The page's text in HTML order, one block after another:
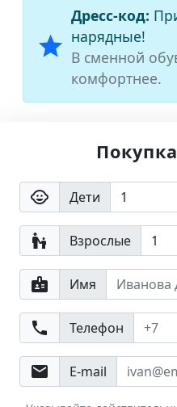
star
Дресс-код:
нарядные!
В сменной
комфортнее.
child_care Дети
escalator_warning Взрослые
badge Имя
phone Телефон
email E-mail